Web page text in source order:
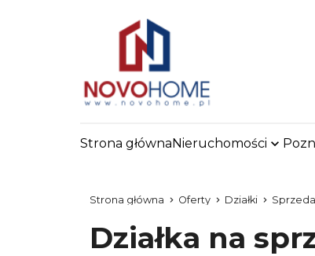
Strona głównaNieruchomości
Strona główna Oferty Działki
Działka na